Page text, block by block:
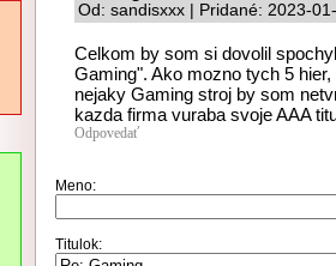
Od: sandisxxx | Pridané: 2023-
Celkom by som si dovolil
Gaming". Ako mozno tych 5
nejaky Gaming stroj by som
kazda firma vuraba svoje AAA
Odpovedať
Meno:
Titulok: